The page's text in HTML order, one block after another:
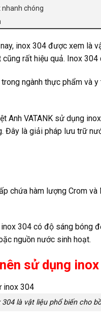
nhanh chóng
inox 304 được xem là
rất hiệu quả. Inox
ngành thực phẩm và
Anh VATANK sử dụng
Đây là giải pháp lưu trữ
chứa hàm lượng Crom
304 có độ sáng bóng
nguồn nước sinh hoạt.
sử dụng
304 là vật liệu phổ biến cho